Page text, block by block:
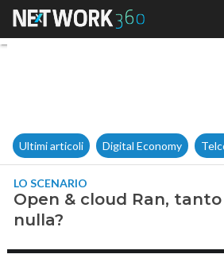
Open &
Ultimi articoli Digital Economy
LO SCENARIO
Open & cloud Ran,
nulla?